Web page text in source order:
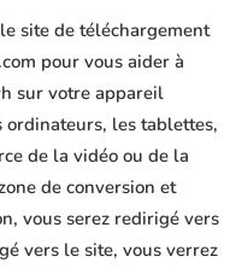
site de téléchargement
pour vous aider à
sur votre appareil
les tablettes,
de la vidéo ou de la
de conversion et
vous serez redirigé vers
vers le site, vous verrez